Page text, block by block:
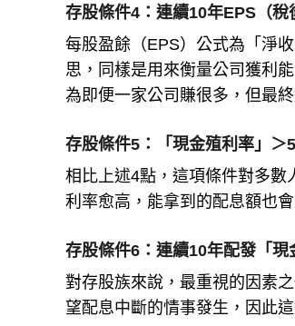
存股條件4：連續10年EPS（稅
每股盈餘（EPS）公式為「淨
思，同樣是用來衡量公司獲利
為即便一家公司賺很多，但最
存股條件5：「現金殖利率」＞
相比上述4點，這項條件對多數
利率愈高，能拿到的配息額也會
存股條件6：連續10年配發「現
對存股族來說，最重視的因素
望配息中斷的情事發生，因此